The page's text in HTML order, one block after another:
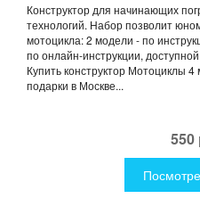
Конструктор для начинающих
технологий. Набор позволит
мотоцикла: 2 модели - по
по онлайн-инструкции,
Купить конструктор Мотоциклы
подарки в Москве...
550